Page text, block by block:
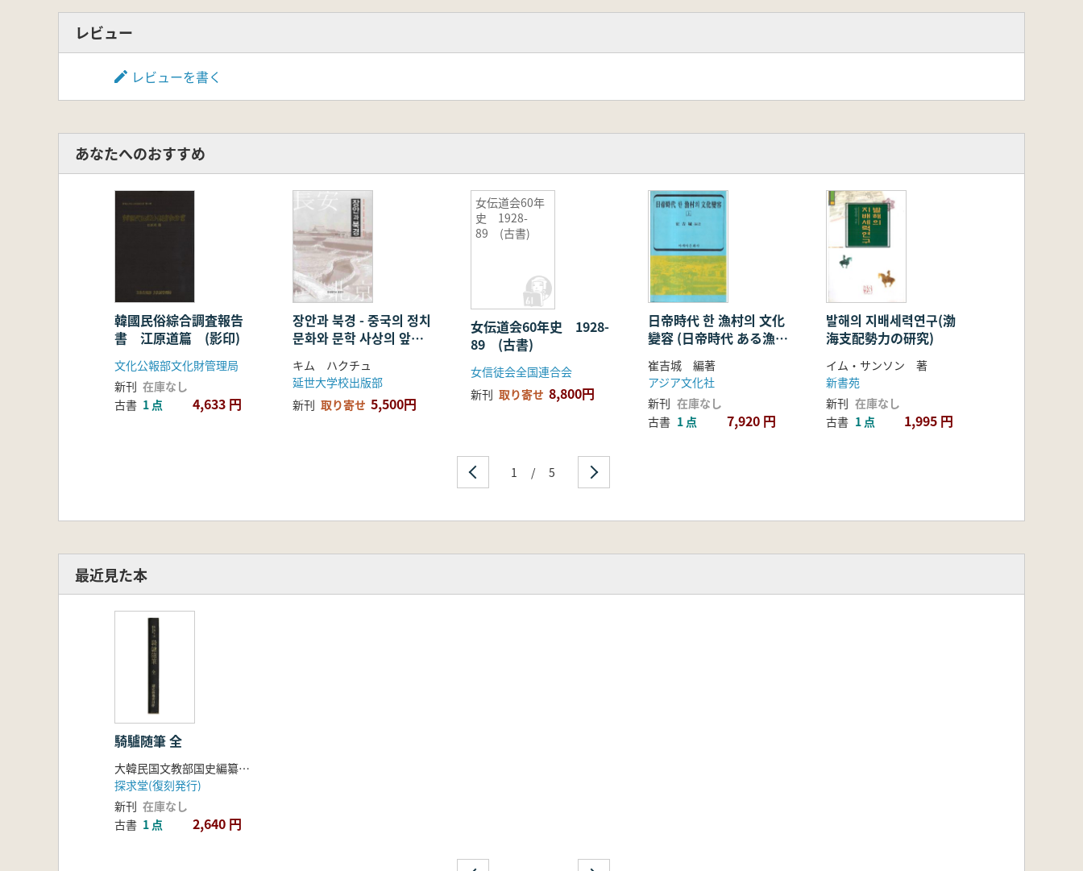
レビュー
レビューを書く
あなたへのおすすめ
韓國民俗綜合調査報告
書 江原道篇 (影印)
文化公報部文化財管理局
新刊 在庫なし
古書 1 点 4,633 円
장안과 북경 - 중국의 정치
문화와 문학 사상의 앞뒷
면(長安と北京 中国の
政治文化と文学思想の裏
表)
キム ハクチュ
延世大学校出版部
新刊 取り寄せ 5,500円
女伝道会60年
史 1928-
89 (古書)
女伝道会60年史 1928-
89 (古書)
女信徒会全国連合会
新刊 取り寄せ 8,800円
日帝時代 한 漁村의 文化
變容 (日帝時代 ある漁村
の文化変容) 上、下 2
冊セット
崔吉城 編著
アジア文化社
新刊 在庫なし
古書 1 点 7,920 円
발해의 지배세력연구(渤
海支配勢力の研究)
イム・サンソン 著
新書苑
新刊 在庫なし
古書 1 点 1,995 円
1 / 5
最近見た本
騎驢随筆 全
大韓民国文教部国史編纂委員会 編
探求堂(復刻発行)
新刊 在庫なし
古書 1 点 2,640 円